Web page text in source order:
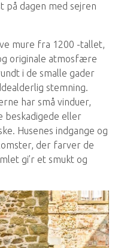
på dagen med sejren
mure fra 1200 -tallet,
originale atmosfære
i de smalle gader
stemning.
har små vinduer,
beskadigede eller
Husenes indgange og
der farver de
gi’r et smukt og